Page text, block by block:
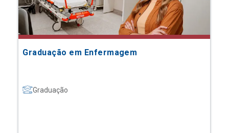
Graduação em Enfermagem
Graduação